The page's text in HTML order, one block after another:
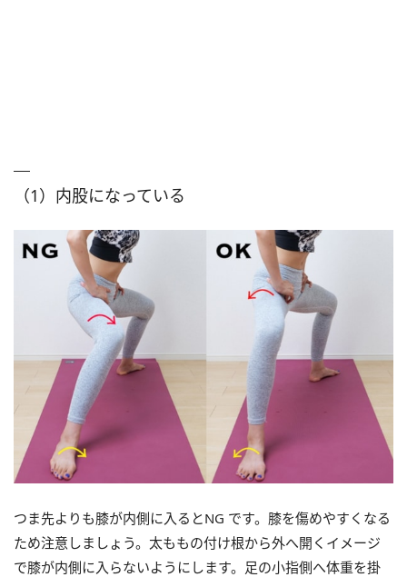
（1）内股になっている
つま先よりも膝が内側に入るとNG です。膝を傷めやすくなる
ため注意しましょう。太ももの付け根から外へ開くイメージ
で膝が内側に入らないようにします。足の小指側へ体重を掛